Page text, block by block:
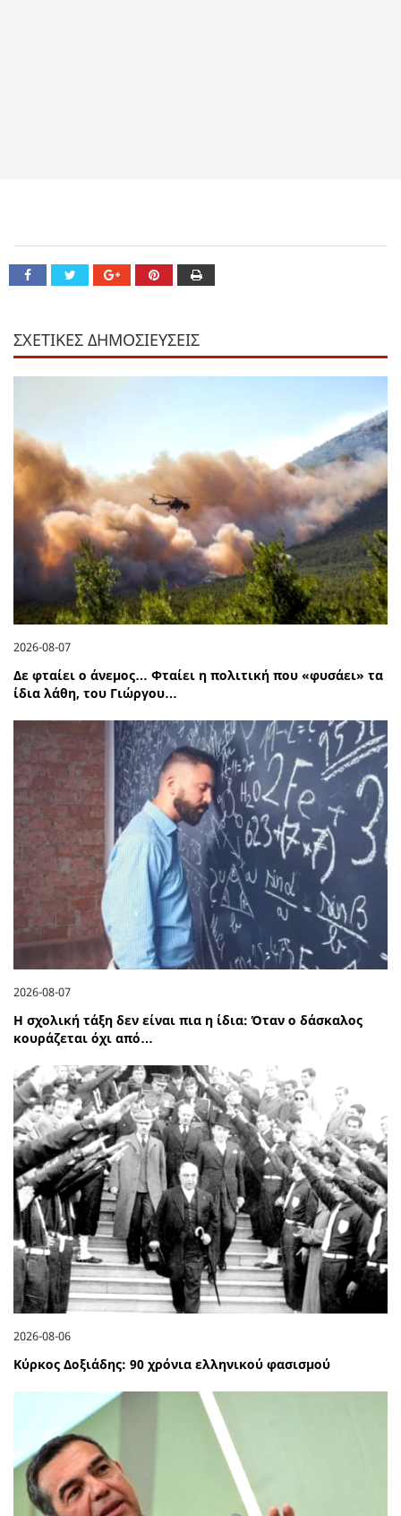
ΣΧΕΤΙΚΕΣ ΔΗΜΟΣΙΕΥΣΕΙΣ
2026-08-07
Δε φταίει ο άνεμος… Φταίει η πολιτική που «φυσάει» τα
ίδια λάθη, του Γιώργου…
2026-08-07
Η σχολική τάξη δεν είναι πια η ίδια: Όταν ο δάσκαλος
κουράζεται όχι από…
2026-08-06
Κύρκος Δοξιάδης: 90 χρόνια ελληνικού φασισμού